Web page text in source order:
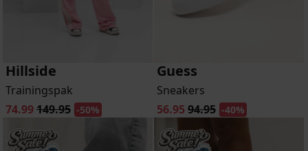
Hillside
Trainingspak
74.99149.95 -50%
Guess
Sneakers
56.95 94.95 -40%